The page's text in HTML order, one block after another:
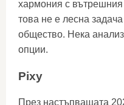
хармония с вътрешния
това не е лесна
общество. Нека
опции.
Pixy
През настъпващата